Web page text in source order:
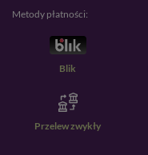
Metody płatności:
Blik
Przelew zwykły